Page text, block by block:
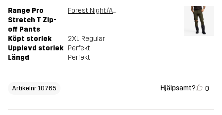
Range Pro
Stretch T Zip-
off Pants
Forest Night/Anthracite
Köpt storlek 2XL, Regular
Upplevd storlek Perfekt
Längd
Perfekt
Artikelnr 10765 Hjälpsamt? 0